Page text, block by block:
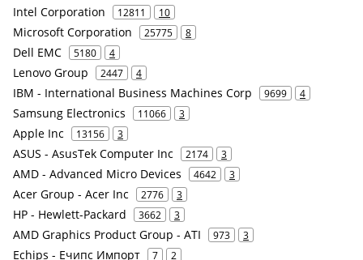
Intel Corporation 12811 10
Microsoft Corporation 25775 8
Dell EMC 5180 4
Lenovo Group 2447 4
IBM - International Business Machines Corp 9699 4
Samsung Electronics 11066 3
Apple Inc 13156 3
ASUS - AsusTek Computer Inc 2174 3
AMD - Advanced Micro Devices 4642 3
Acer Group - Acer Inc 2776 3
HP - Hewlett-Packard 3662 3
AMD Graphics Product Group - ATI 973 3
Echips - Ечипс Импорт 7 2